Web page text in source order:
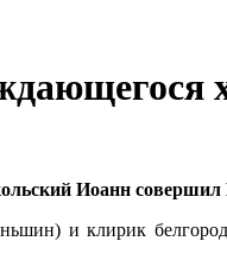
Иоанн
и клирик